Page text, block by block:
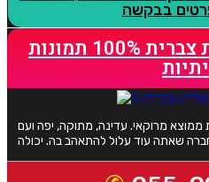
נערת ליווי ישראלית צברית 100% תמונות
ממוצא מרוקאי. עדינה, מתוקה, יפה ועם